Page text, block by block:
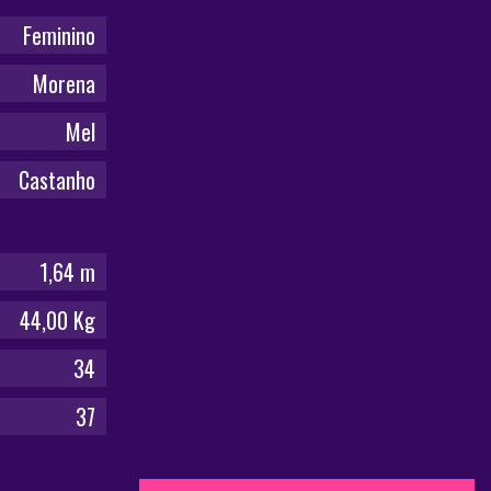
Feminino
Morena
Mel
Castanho
1,64 m
44,00 Kg
34
37